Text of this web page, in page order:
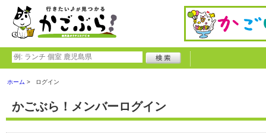
ホーム ログイン
かごぶら！メンバーログイン